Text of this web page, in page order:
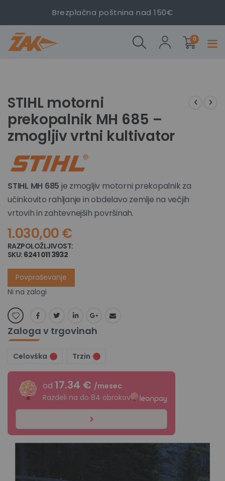
Brezplačna poštnina nad 150€
0izdelki
galerije
slik
zmogljiv
vrtni
zmogljiv
vrtni
zmogljiv
vrtni
galerije
slik
STIHL motorni
prekopalnik MH 685 –
zmogljiv vrtni kultivator
STIHL MH 685 je zmogljiv motorni prekopalnik za
učinkovito rahljanje in obdelavo zemlje na večjih
vrtovih in zahtevnejših površinah.
1.030,00 €
RAZPOLOŽLJIVOST:
SKU 6241 011 3932
Povpraševanje
Ni na zalogi
Zaloga v trgovinah
Celovška Trzin
od 17.34 € /mesec
Razdeli na do 84 obrokov